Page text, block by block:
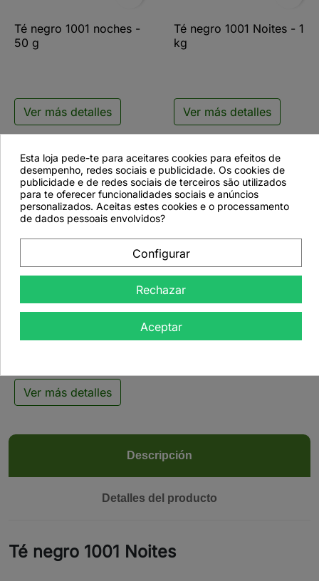
Té negro 1001 noches -
50 g
Ver más detalles
Té negro 1001 Noites - 1
kg
Ver más detalles

favorite_border
Té negro 1001 Noites -
Ver más detalles
Descripción
Detalles del producto
Té negro 1001 Noites
Esta loja pede-te para aceitares cookies para efeitos de
desempenho, redes sociais e publicidade. Os cookies de
publicidade e de redes sociais de terceiros são utilizados
para te oferecer funcionalidades sociais e anúncios
personalizados. Aceitas estes cookies e o processamento
de dados pessoais envolvidos?
Configurar
Rechazar
Aceptar